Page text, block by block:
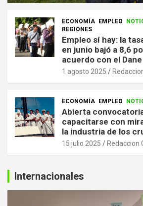
ECONOMÍA EMPLEO
REGIONES
Empleo sí hay: la
en junio bajó a 8,6
acuerdo con el Dane
1 agosto 2025
ECONOMÍA EMPLEO
Abierta
capacitarse con
la industria de los
15 julio 2025 Redaccion
Internacionales